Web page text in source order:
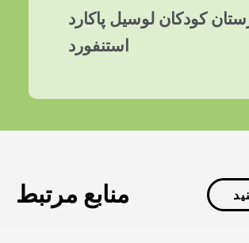
کودکان لوسیل پاکارد
استنفورد
منابع مرتبط